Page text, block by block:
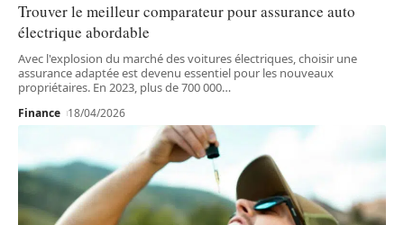
Trouver le meilleur comparateur pour assurance auto
électrique abordable
Avec l'explosion du marché des voitures électriques, choisir une
assurance adaptée est devenu essentiel pour les nouveaux
propriétaires. En 2023, plus de 700 000…
Finance 18/04/2026